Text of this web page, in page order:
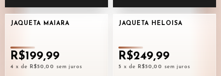
JAQUETA MAIARA
R$199,99
4 x de R$50,00 sem juros
JAQUETA HELOISA
R$249,99
5 x de R$50,00 sem juros